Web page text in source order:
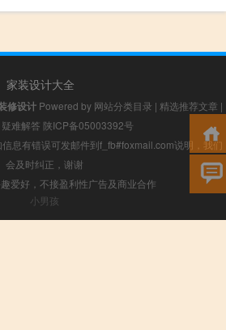
家装设计大全
修设计Powered by 网站分类目录 | 精选推荐文章 |
疑难解答 陕ICP备05003392号
息有错误可发邮件到f_fb#foxmail.com说明，我们
会及时纠正，谢谢
爱好，不接盈利性广告及商业合作
小男孩